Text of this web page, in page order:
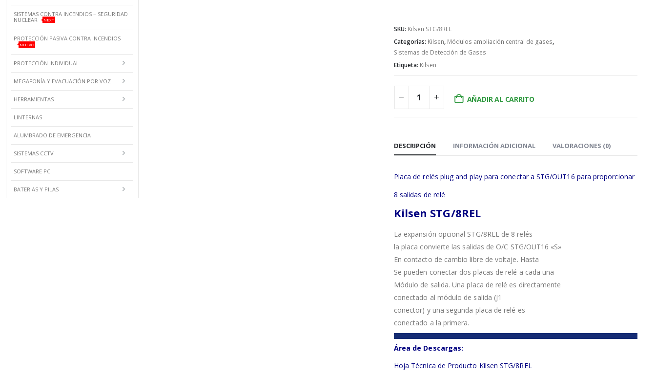
SKU: Kilsen STG/8REL
Categorías: Kilsen, Módulos ampliación central de gases,
Sistemas de Detección de Gases
Etiqueta: Kilsen
AÑADIR AL CARRITO
DESCRIPCIÓN INFORMACIÓN ADICIONAL VALORACIONES (0)
Placa de relés plug and play para conectar a STG/OUT16 para proporcionar
8 salidas de relé
Kilsen STG/8REL
La expansión opcional STG/8REL de 8 relés
la placa convierte las salidas de O/C STG/OUT16 «S»
En contacto de cambio libre de voltaje. Hasta
Se pueden conectar dos placas de relé a cada una
Módulo de salida. Una placa de relé es directamente
conectado al módulo de salida (J1
conector) y una segunda placa de relé es
conectado a la primera.
Área de Descargas:
Hoja Técnica de Producto Kilsen STG/8REL
SISTEMAS CONTRA INCENDIOS – SEGURIDAD
NUCLEAR
NEXT
PROTECCIÓN PASIVA CONTRA INCENDIOS
NUEVO
PROTECCIÓN INDIVIDUAL
MEGAFONÍA Y EVACUACIÓN POR VOZ
HERRAMIENTAS
LINTERNAS
ALUMBRADO DE EMERGENCIA
SISTEMAS CCTV
SOFTWARE PCI
BATERIAS Y PILAS